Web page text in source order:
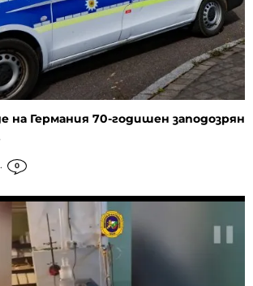
на Германия 70-годишен заподозрян
0